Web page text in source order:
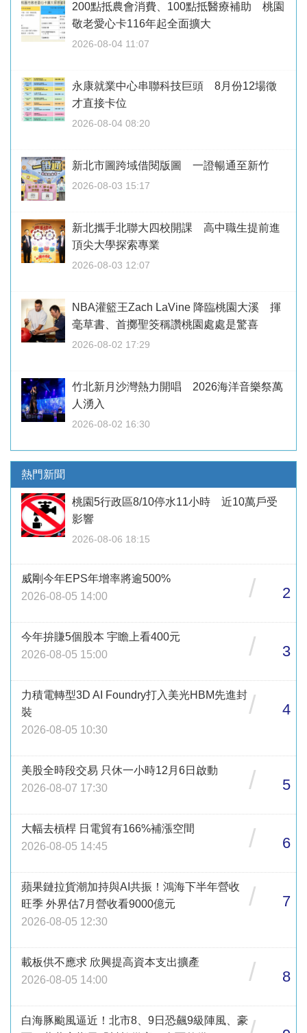
200點抵農會消費、100點抵醫療補助 桃園
敬老愛心卡116年起全面擴大
2026-08-04 11:07
永康就業中心串聯科技巨頭 8月份12場徵
才直接卡位
2026-08-04 08:20
新北市圖跨域借閱版圖 一證暢通至新竹
2026-08-03 15:17
新北攜手北聯大四校開課 高中職生提前進
頂尖大學探索專業
2026-08-03 12:07
NBA灌籃王Zach LaVine 降臨桃園大溪 揮
毫草書、首擲聖筊稱讚桃園處處是驚喜
2026-08-02 17:29
竹北新月沙灣熱力開唱 2026海洋音樂祭萬
人湧入
2026-08-02 16:30
熱門新聞
桃園5行政區8/10停水11小時 近10萬戶受
影響
2026-08-06 18:15
威剛今年EPS年增率將逾500%
2026-08-05 14:00
/ 2
今年拚賺5個股本 宇瞻上看400元
2026-08-05 15:00
/ 3
力積電轉型3D AI Foundry打入美光HBM先進封
裝
2026-08-05 10:30
/ 4
美股全時段交易 只休一小時12月6日啟動
2026-08-07 17:30
/ 5
大幅去槓桿 日電貿有166%補漲空間
2026-08-05 14:45
/ 6
蘋果鏈拉貨潮加持與AI共振！鴻海下半年營收
旺季 外界估7月營收看9000億元
2026-08-05 12:30
/ 7
載板供不應求 欣興提高資本支出擴產
2026-08-05 14:00
/ 8
白海豚颱風逼近！北市8、9日恐飆9級陣風、豪